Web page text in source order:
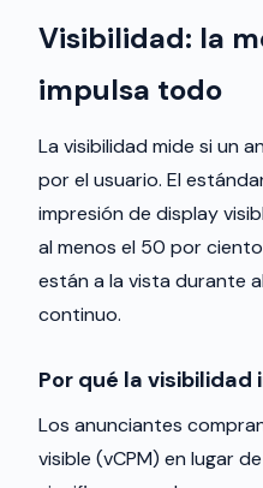
Visibilidad: la
impulsa todo
La visibilidad mide si un
por el usuario. El
impresión de display
al menos el 50 por
están a la vista durante
continuo.
Por qué la visibilidad
Los anunciantes
visible (vCPM) en lugar